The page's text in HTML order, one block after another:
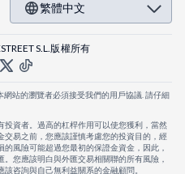
繁體中文
S.L.版權所有
站的瀏覽者必須接受我們的用戶協議. 請仔細
資者。過高的杠桿作用可以使您獲利，當然
易之前，您應該謹慎考慮您的投資目的，經
風險可能超過您最初的保證金資金，因此，
您應該明白與外匯交易相關聯的所有風險，
咨詢與自己無利益關系的金融顧問。